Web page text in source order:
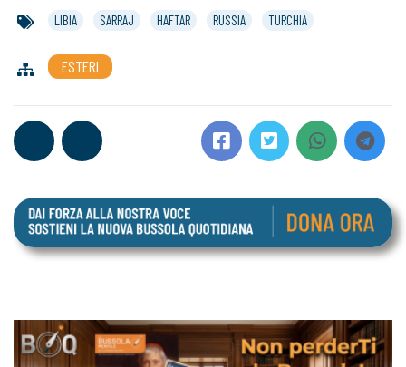
LIBIA SARRAJ HAFTAR RUSSIA TURCHIA
ESTERI